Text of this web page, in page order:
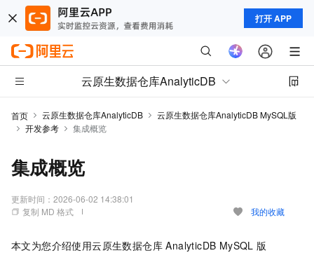
打开 APP
云原生数据仓库AnalyticDB
首页 云原生数据仓库AnalyticDB
云原生数据仓库AnalyticDB MySQL版
开发参考
集成概览
集成概览
更新时间： 2026-06-02 14:38:01
复制 MD 格式
我的收藏
本文为您介绍使用云原生数据仓库 AnalyticDB MySQL 版